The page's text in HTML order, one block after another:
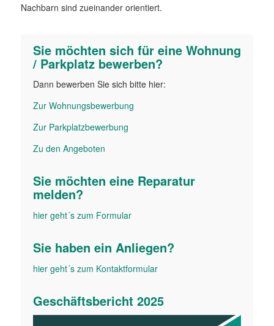
Nachbarn sind zueinander orientiert.
Sie möchten sich für eine Wohnung
/ Parkplatz bewerben?
Dann bewerben Sie sich bitte hier:
Zur Wohnungs­bewerbung
Zur Parkplatz­bewerbung
Zu den Angeboten
Sie möchten eine Reparatur
melden?
hier geht´s zum Formular
Sie haben ein Anliegen?
hier geht´s zum Kontakt­formular
Geschäfts­bericht 2025